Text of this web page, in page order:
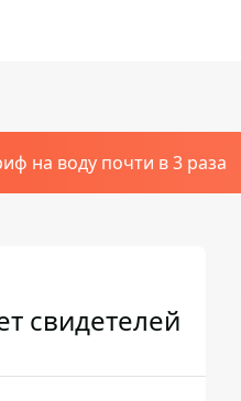
на воду почти в 3 раза
свидетелей